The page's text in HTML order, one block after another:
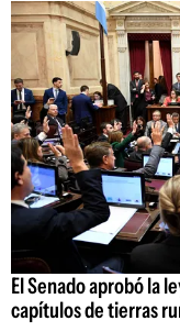
El Senado aprobó la
capítulos de tierras